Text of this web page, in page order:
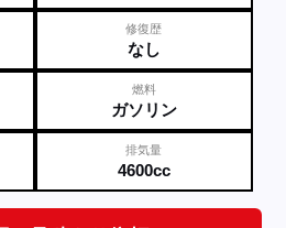
修復歴
なし
燃料
ガソリン
排気量
4600cc